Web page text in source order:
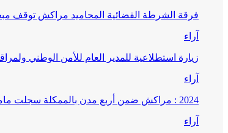
فرقة الشرطة القضائية المحاميد مراكش توقف
آراء
زيارة استطلاعية للمدير العام للأمن الوطني
آراء
2024 : مراكش ضمن أربع مدن بالممكلة سجلت مامجموعه 656 قضية تتعلق بغسيل الأموال
آراء